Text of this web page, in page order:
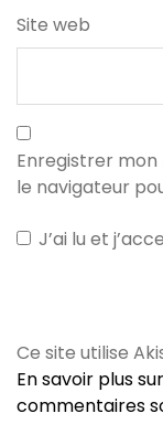
Site web
Enregistrer
le navigateur
J’ai lu et
Ce site utilise
En savoir plus
commentaires